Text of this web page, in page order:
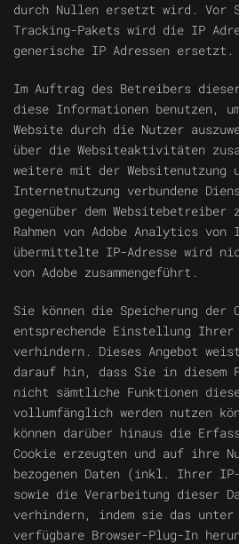
durch Nullen ersetzt wird. Vor
Tracking-Pakets wird die IP
generische IP Adressen ersetzt.
Im Auftrag des Betreibers
diese Informationen benutzen,
Website durch die Nutzer
über die Websiteaktivitäten
weitere mit der Websitenutzung
Internetnutzung verbundene
gegenüber dem
Rahmen von Adobe Analytics von
übermittelte IP-Adresse wird
von Adobe zusammengeführt.
Sie können die Speicherung der
entsprechende Einstellung Ihrer
verhindern. Dieses Angebot
darauf hin, dass Sie in diesem
nicht sämtliche Funktionen
vollumfänglich werden nutzen
können darüber hinaus die
Cookie erzeugten und auf ihre
bezogenen Daten (inkl. Ihrer IP-
sowie die Verarbeitung dieser
verhindern, indem sie das unter
verfügbare Browser-Plug-In